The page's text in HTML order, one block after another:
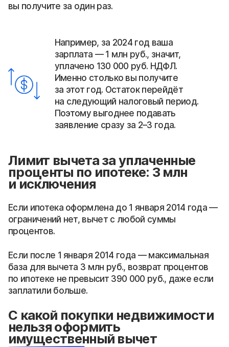
вы получите за один раз.
Например, за 2024 год ваша
зарплата — 1 млн руб., значит,
уплачено 130 000 руб. НДФЛ.
Именно столько вы получите
за этот год. Остаток перейдёт
на следующий налоговый период.
Поэтому выгоднее подавать
заявление сразу за 2–3 года.
Лимит вычета за уплаченные
проценты по ипотеке: 3 млн
и исключения
Если ипотека оформлена до 1 января 2014 года —
ограничений нет, вычет с любой суммы
процентов.
Если после 1 января 2014 года — максимальная
база для вычета 3 млн руб., возврат процентов
по ипотеке не превысит 390 000 руб., даже если
заплатили больше.
С какой покупки недвижимости
нельзя оформить
имущественный вычет